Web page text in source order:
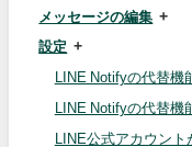
メッセージの編集
設定
LINE Notifyの代替
LINE Notifyの代替
LINE公式アカウン